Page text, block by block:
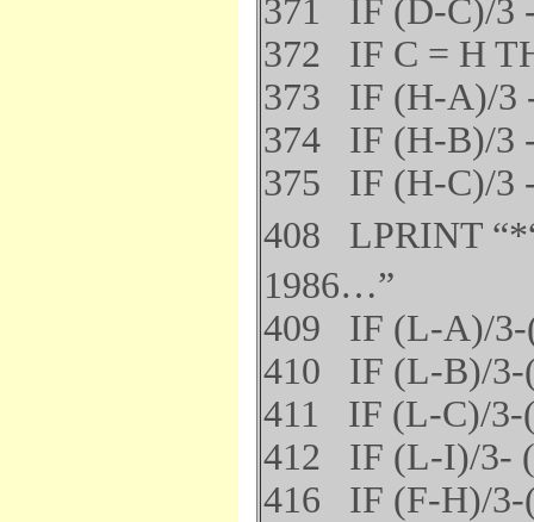
371 IF (D-C)/3
372 IF C = H
373 IF (H-A)/3
374 IF (H-B)/3
375 IF (H-C)/3
408 LPRINT
1986…”
409 IF (L-A)/3-
410 IF (L-B)/3-
411 IF (L-C)/3-
412 IF (L-I)/3-
416 IF (F-H)/3-